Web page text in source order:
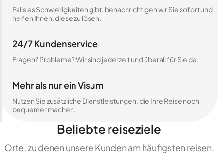
Falls es Schwierigkeiten gibt, benachrichtigen wir Sie sofort und
helfen Ihnen, diese zu lösen.
24/7 Kundenservice
Fragen? Probleme? Wir sind jederzeit und überall für Sie da.
Mehr als nur ein Visum
Nutzen Sie zusätzliche Dienstleistungen, die Ihre Reise noch
bequemer machen.
Beliebte reiseziele
Orte, zu denen unsere Kunden am häufigsten reisen.